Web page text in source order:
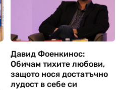
Давид Фоенкинос:
Обичам тихите любови,
защото нося достатъчно
лудост в себе си